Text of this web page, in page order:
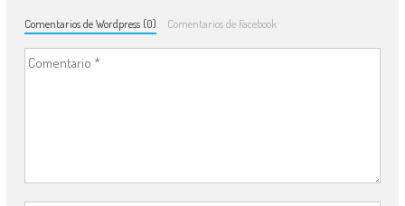
Comentarios de Wordpress (0) Comentarios de Facebook